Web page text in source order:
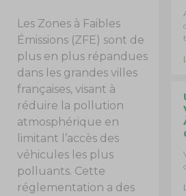
Les Zones à Faibles
Émissions (ZFE) sont de
plus en plus répandues
dans les grandes villes
françaises, visant à
réduire la pollution
atmosphérique en
limitant l’accès des
véhicules les plus
polluants. Cette
réglementation a des